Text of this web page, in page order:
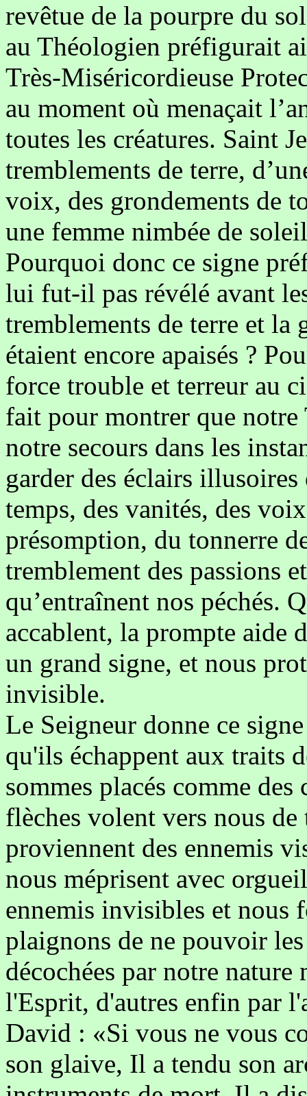
revêtue de la pourpre du
au Théologien préfigurait
Très-Miséricordieuse
au moment où menaçait
toutes les créatures. Saint
tremblements de terre,
voix, des grondements de
une femme nimbée de
Pourquoi donc ce signe
lui fut-il pas révélé avant
tremblements de terre et la
étaient encore apaisés ?
force trouble et terreur au
fait pour montrer que
notre secours dans les
garder des éclairs
temps, des vanités, des
présomption, du tonnerre
tremblement des passions
qu’entraînent nos péchés.
accablent, la prompte aide
un grand signe, et nous
invisible.
Le Seigneur donne ce
qu'ils échappent aux traits
sommes placés comme
flèches volent vers nous de
proviennent des ennemis
nous méprisent avec
ennemis invisibles et nous
plaignons de ne pouvoir
décochées par notre nature
l'Esprit, d'autres enfin par
David : «Si vous ne vous
son glaive, Il a tendu son